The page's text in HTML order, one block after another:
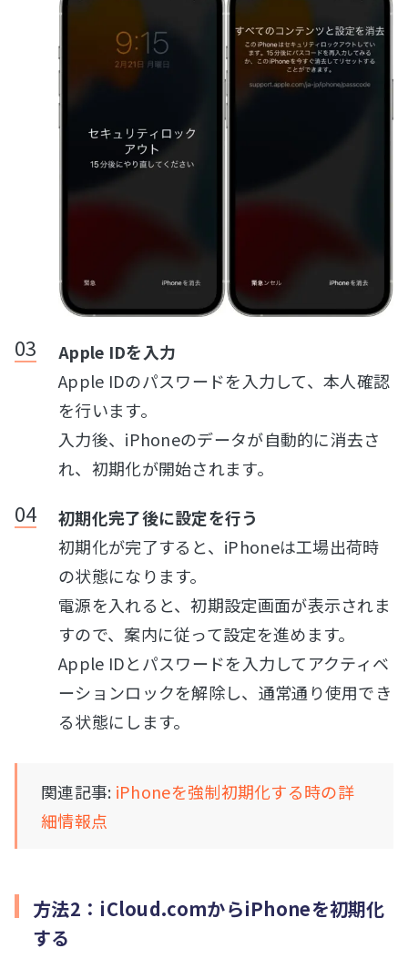
Apple IDを入力
Apple IDのパスワードを入力して、本人確認
を行います。
入力後、iPhoneのデータが自動的に消去さ
れ、初期化が開始されます。
初期化完了後に設定を行う
初期化が完了すると、iPhoneは工場出荷時
の状態になります。
電源を入れると、初期設定画面が表示されま
すので、案内に従って設定を進めます。
Apple IDとパスワードを入力してアクティベ
ーションロックを解除し、通常通り使用でき
る状態にします。
関連記事: iPhoneを強制初期化する時の詳
細情報点
方法2：iCloud.comからiPhoneを初期化
する